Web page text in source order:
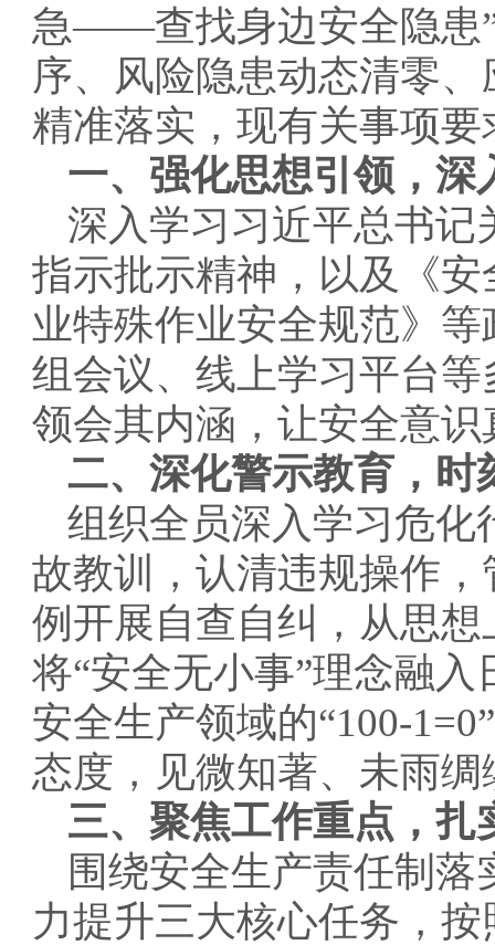
急——查找身边安全隐患
序、风险隐患动态清零
精准落实，现有关事项要
一、强化思想引领，深
深入学习习近平总书记
指示批示精神，以及《
业特殊作业安全规范》
组会议、线上学习平台
领会其内涵，让安全意
二、深化警示教育，时
组织全员深入学习危化
故教训，认清违规操作
例开展自查自纠，从思
将“安全无小事”理念融
安全生产领域的“100-
态度，见微知著、未雨
三、聚焦工作重点，
围绕安全生产责任制
力提升三大核心任务，